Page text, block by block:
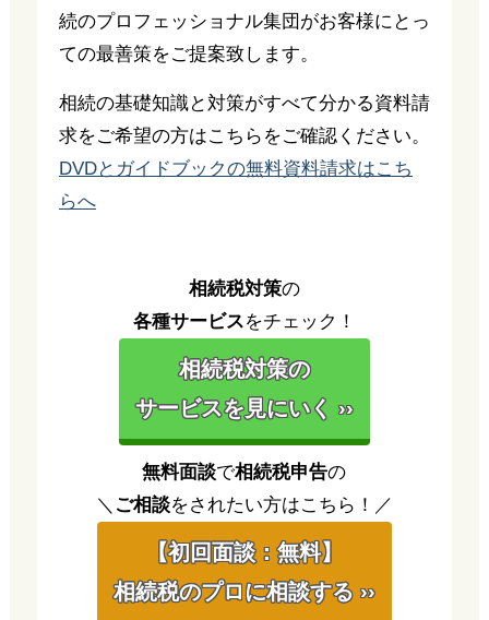
続のプロフェッショナル集団がお客様にとっ
ての最善策をご提案致します。
相続の基礎知識と対策がすべて分かる資料請
求をご希望の方はこちらをご確認ください。
DVDとガイドブックの無料資料請求はこち
らへ
相続税対策の
各種サービスをチェック！
相続税対策の
サービスを見にいく ››
無料面談で相続税申告の
＼ ご相談をされたい方はこちら！／
【初回面談：無料】
相続税のプロに相談する ››